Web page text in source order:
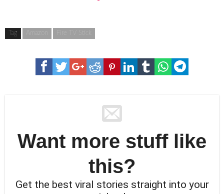
Tag Amazon Fire TV Stick
Want more stuff like
this?
Get the best viral stories straight into your